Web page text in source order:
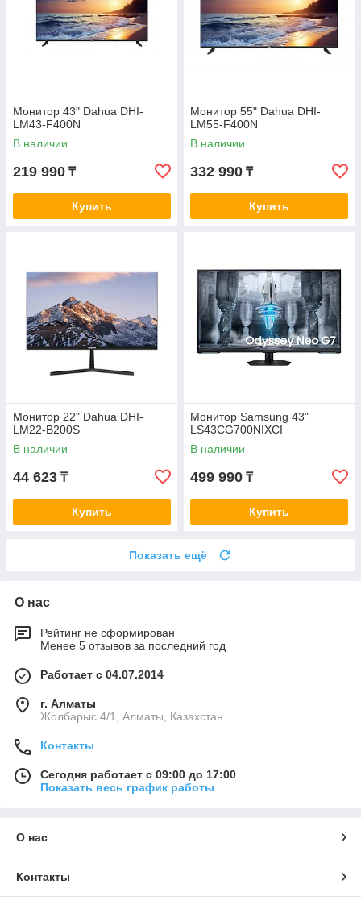
Монитор 43" Dahua DHI-
LM43-F400N
В наличии
219 990 ₸
Купить
Монитор 55" Dahua DHI-
LM55-F400N
В наличии
332 990 ₸
Купить
Монитор 22" Dahua DHI-
LM22-B200S
В наличии
44 623 ₸
Купить
Монитор Samsung 43"
LS43CG700NIXCI
В наличии
499 990 ₸
Купить
Показать ещё
О нас
Рейтинг не сформирован
Менее 5 отзывов за последний год
Работает с 04.07.2014
г. Алматы
Жолбарыс 4/1, Алматы, Казахстан
Контакты
Сегодня работает с 09:00 до 17:00
Показать весь график работы
О нас
Контакты